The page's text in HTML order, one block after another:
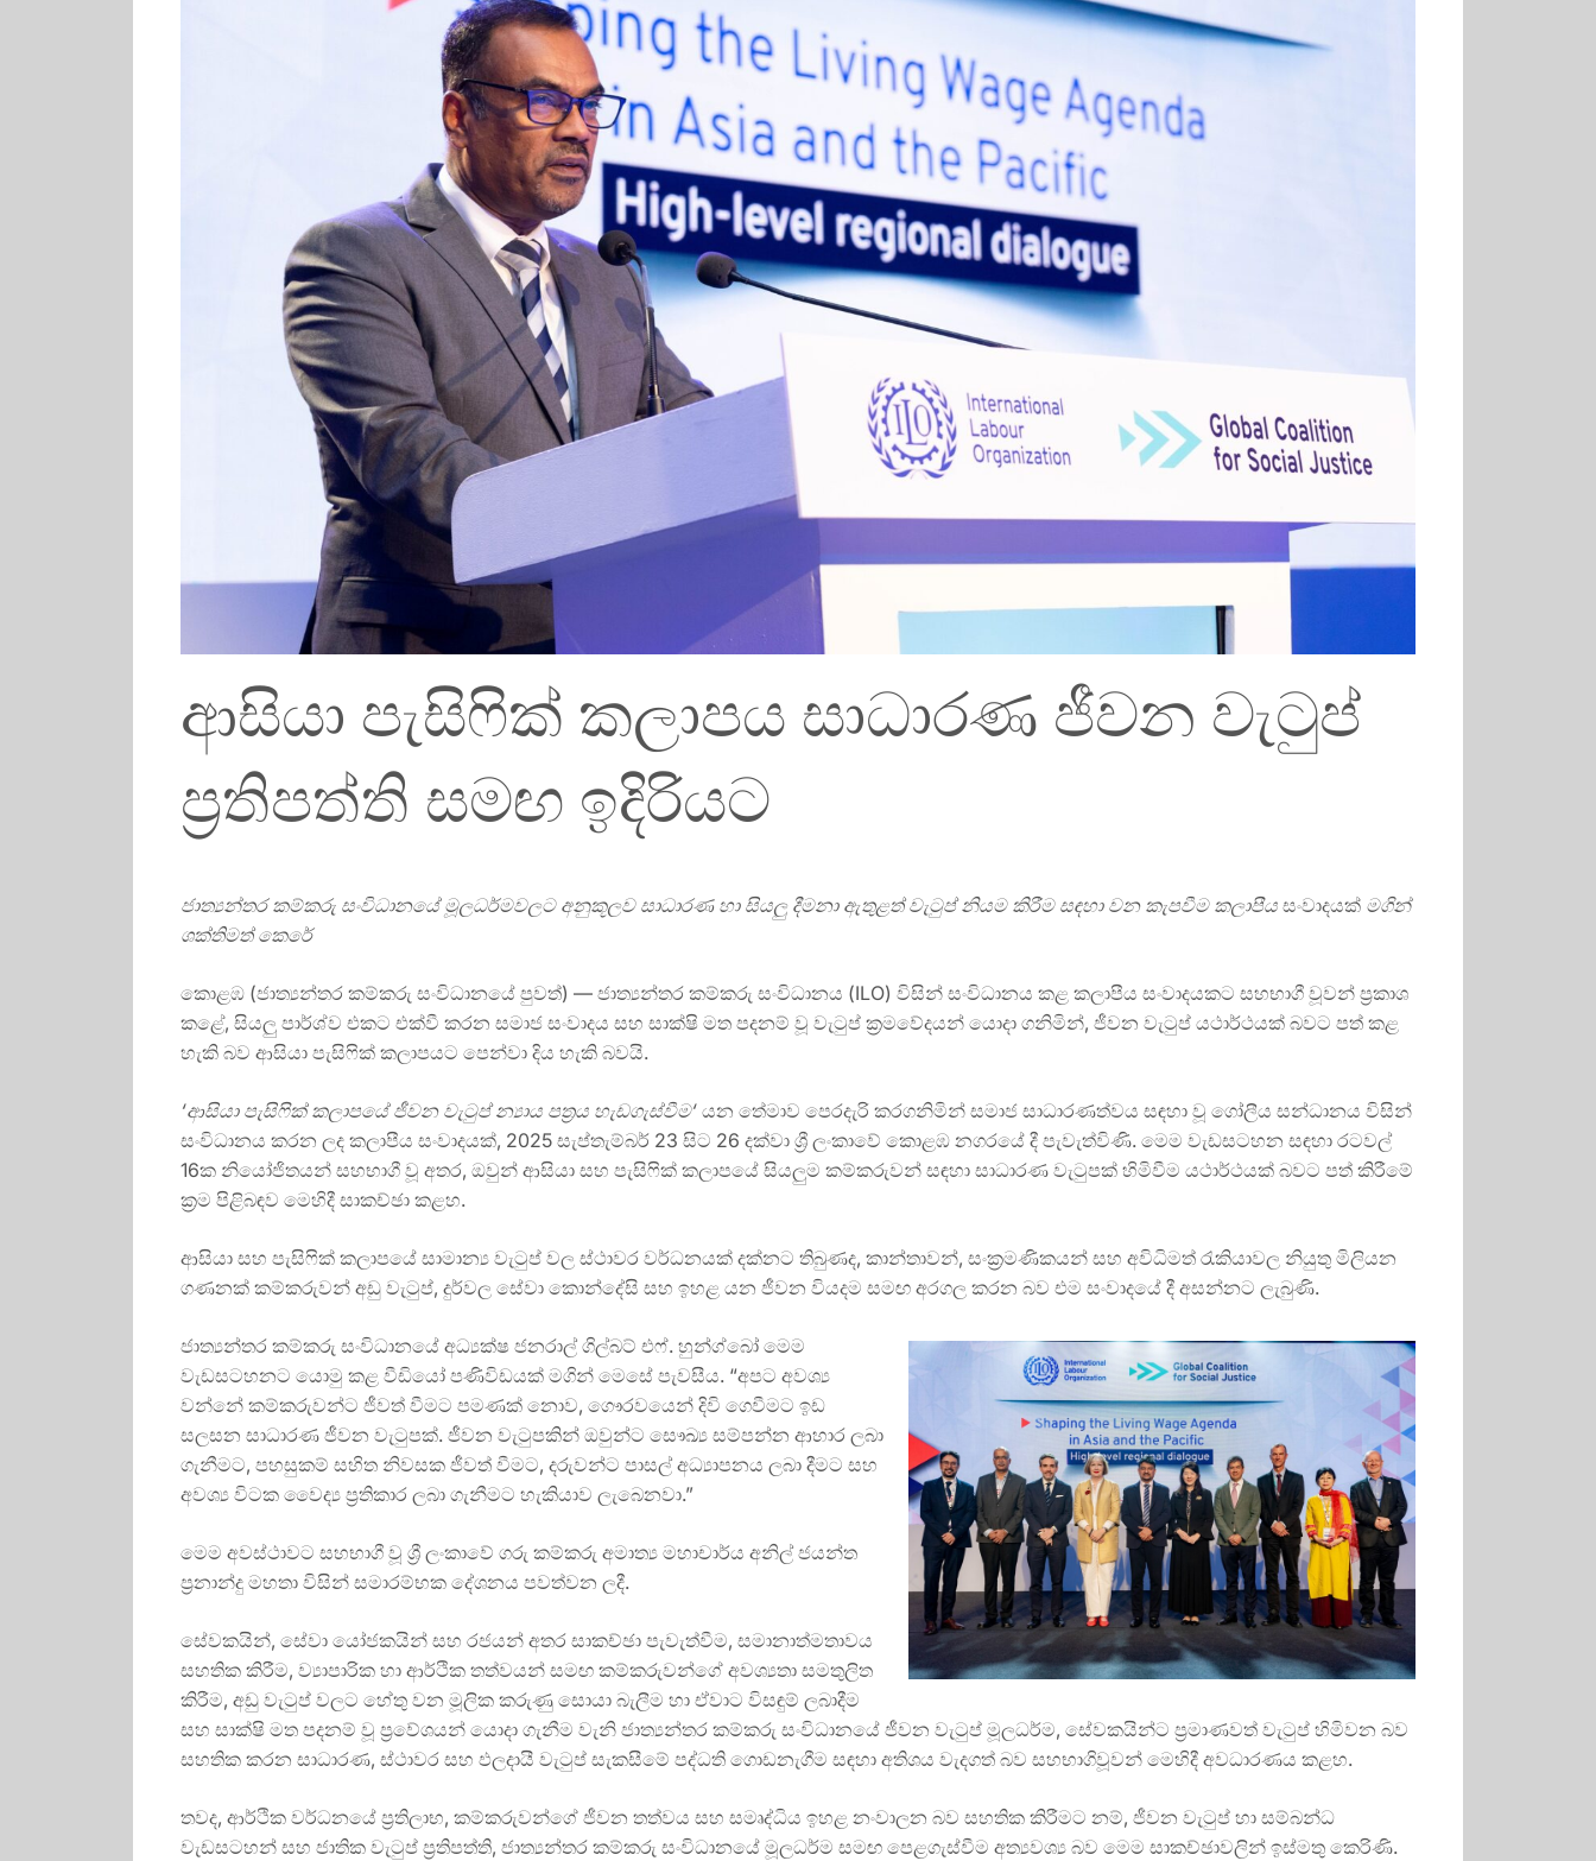
ආසියා පැසිෆික් කලාපය සාධාරණ ජීවන වැටුප්
ප්‍රතිපත්ති සමඟ ඉදිරියට
ජාත්‍යන්තර කම්කරු සංවිධානයේ මූලධර්මවලට අනුකූලව සාධාරණ හා සියලු දීමනා ඇතුළත් වැටුප් නියම කිරීම සඳහා වන කැපවීම කලාපීය සංවාදයක් මගින්
ශක්තිමත් කෙරේ
කොළඹ (ජාත්‍යන්තර කම්කරු සංවිධානයේ පුවත්) — ජාත්‍යන්තර කම්කරු සංවිධානය (ILO) විසින් සංවිධානය කළ කලාපීය සංවාදයකට සහභාගී වූවන් ප්‍රකාශ
කළේ, සියලු පාර්ශ්ව එකට එක්වී කරන සමාජ සංවාදය සහ සාක්ෂි මත පදනම් වූ වැටුප් ක්‍රමවේදයන් යොදා ගනිමින්, ජීවන වැටුප් යථාර්ථයක් බවට පත් කළ
හැකි බව ආසියා පැසිෆික් කලාපයට පෙන්වා දිය හැකි බවයි.
‘ආසියා පැසිෆික් කලාපයේ ජීවන වැටුප් න්‍යාය පත්‍රය හැඩගැස්වීම‘ යන තේමාව පෙරදැරි කරගනිමින් සමාජ සාධාරණත්වය සඳහා වූ ගෝලීය සන්ධානය විසින්
සංවිධානය කරන ලද කලාපීය සංවාදයක්, 2025 සැප්තැම්බර් 23 සිට 26 දක්වා ශ්‍රී ලංකාවේ කොළඹ නගරයේ දී පැවැත්විණි. මෙම වැඩසටහන සඳහා රටවල්
16ක නියෝජිතයන් සහභාගී වූ අතර, ඔවුන් ආසියා සහ පැසිෆික් කලාපයේ සියලුම කම්කරුවන් සඳහා සාධාරණ වැටුපක් හිමිවීම යථාර්ථයක් බවට පත් කිරීමේ
ක්‍රම පිළිබඳව මෙහිදී සාකච්ඡා කළහ.
ආසියා සහ පැසිෆික් කලාපයේ සාමාන්‍ය වැටුප් වල ස්ථාවර වර්ධනයක් දක්නට තිබුණද, කාන්තාවන්, සංක්‍රමණිකයන් සහ අවිධිමත් රැකියාවල නියුතු මිලියන
ගණනක් කම්කරුවන් අඩු වැටුප්, දුර්වල සේවා කොන්දේසි සහ ඉහළ යන ජීවන වියදම සමඟ අරගල කරන බව එම සංවාදයේ දී අසන්නට ලැබුණි.
ජාත්‍යන්තර කම්කරු සංවිධානයේ අධ්‍යක්ෂ ජනරාල් ගිල්බට් එෆ්. හුන්ග්බෝ මෙම
වැඩසටහනට යොමු කළ වීඩියෝ පණිවිඩයක් මගින් මෙසේ පැවසීය. “අපට අවශ්‍ය
වන්නේ කම්කරුවන්ට ජීවත් වීමට පමණක් නොව, ගෞරවයෙන් දිවි ගෙවීමට ඉඩ
සලසන සාධාරණ ජීවන වැටුපක්. ජීවන වැටුපකින් ඔවුන්ට සෞඛ්‍ය සම්පන්න ආහාර ලබා
ගැනීමට, පහසුකම් සහිත නිවසක ජීවත් වීමට, දරුවන්ට පාසල් අධ්‍යාපනය ලබා දීමට සහ
අවශ්‍ය විටක වෛද්‍ය ප්‍රතිකාර ලබා ගැනීමට හැකියාව ලැබෙනවා.”
මෙම අවස්ථාවට සහභාගී වූ ශ්‍රී ලංකාවේ ගරු කම්කරු අමාත්‍ය මහාචාර්ය අනිල් ජයන්ත
ප්‍රනාන්දු මහතා විසින් සමාරම්භක දේශනය පවත්වන ලදී.
සේවකයින්, සේවා යෝජකයින් සහ රජයන් අතර සාකච්ඡා පැවැත්වීම, සමානාත්මතාවය
සහතික කිරීම, ව්‍යාපාරික හා ආර්ථික තත්වයන් සමඟ කම්කරුවන්ගේ අවශ්‍යතා සමතුලිත
කිරීම, අඩු වැටුප් වලට හේතු වන මූලික කරුණු සොයා බැලීම හා ඒවාට විසඳුම් ලබාදීම
සහ සාක්ෂි මත පදනම් වූ ප්‍රවේශයන් යොදා ගැනීම වැනි ජාත්‍යන්තර කම්කරු සංවිධානයේ ජීවන වැටුප් මූලධර්ම, සේවකයින්ට ප්‍රමාණවත් වැටුප් හිමිවන බව
සහතික කරන සාධාරණ, ස්ථාවර සහ ඵලදායී වැටුප් සැකසීමේ පද්ධති ගොඩනැගීම සඳහා අතිශය වැදගත් බව සහභාගිවූවන් මෙහිදී අවධාරණය කළහ.
තවද, ආර්ථික වර්ධනයේ ප්‍රතිලාභ, කම්කරුවන්ගේ ජීවන තත්වය සහ සමෘද්ධිය ඉහළ නංවාලන බව සහතික කිරීමට නම්, ජීවන වැටුප් හා සම්බන්ධ
වැඩසටහන් සහ ජාතික වැටුප් ප්‍රතිපත්ති, ජාත්‍යන්තර කම්කරු සංවිධානයේ මූලධර්ම සමඟ පෙළගැස්වීම අත්‍යවශ්‍ය බව මෙම සාකච්ඡාවලින් ඉස්මතු කෙරිණි.